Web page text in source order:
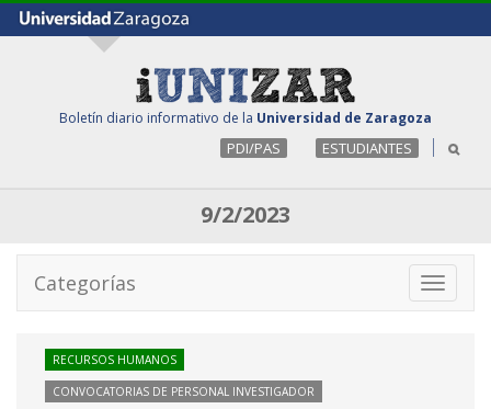
Boletín diario informativo de la Universidad de Zaragoza
PDI/PAS ESTUDIANTES
9/2/2023
Toggle
Categorías
RECURSOS HUMANOS
CONVOCATORIAS DE PERSONAL INVESTIGADOR